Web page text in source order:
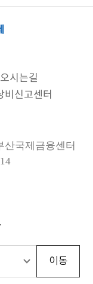
오시는길
비신고센터
산국제금융센터